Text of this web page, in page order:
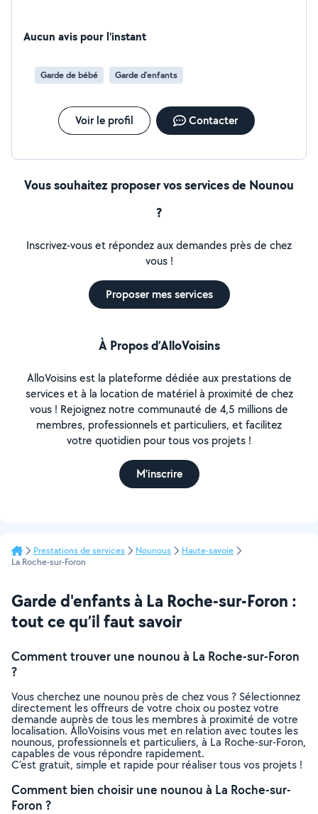
Aucun avis pour l'instant
Garde de bébé Garde d'enfants
Voir le profil Contacter
Vous souhaitez proposer vos services de Nounou
?
Inscrivez-vous et répondez aux demandes près de chez
vous !
Proposer mes services
À Propos d’AlloVoisins
AlloVoisins est la plateforme dédiée aux prestations de
services et à la location de matériel à proximité de chez
vous ! Rejoignez notre communauté de 4,5 millions de
membres, professionnels et particuliers, et facilitez
votre quotidien pour tous vos projets !
M'inscrire
Prestations de services Nounous
Haute-savoie
La Roche-sur-Foron
Garde d'enfants à La Roche-sur-Foron :
tout ce qu’il faut savoir
Comment trouver une nounou à La Roche-sur-Foron
?
Vous cherchez une nounou près de chez vous ? Sélectionnez
directement les offreurs de votre choix ou postez votre
demande auprès de tous les membres à proximité de votre
localisation. AlloVoisins vous met en relation avec toutes les
nounous, professionnels et particuliers, à La Roche-sur-Foron,
capables de vous répondre rapidement.
C’est gratuit, simple et rapide pour réaliser tous vos projets !
Comment bien choisir une nounou à La Roche-sur-
Foron ?